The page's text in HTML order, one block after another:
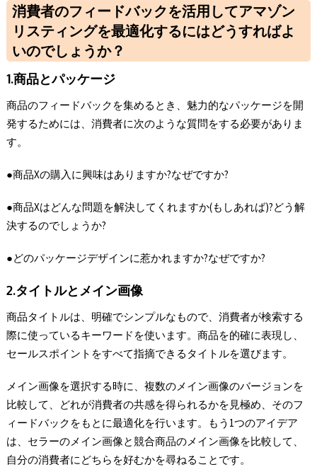
消費者のフィードバックを活用してアマゾン
リスティングを最適化するにはどうすればよ
いのでしょうか？
1.商品とパッケージ
商品のフィードバックを集めるとき、魅力的なパッケージを開
発するためには、消費者に次のような質問をする必要がありま
す。
●商品Xの購入に興味はありますか?なぜですか?
●商品Xはどんな問題を解決してくれますか(もしあれば)?どう解
決するのでしょうか?
●どのパッケージデザインに惹かれますか?なぜですか?
2.タイトルとメイン画像
商品タイトルは、明確でシンプルなもので、消費者が検索する
際に使っているキーワードを使います。商品を的確に表現し、
セールスポイントをすべて指摘できるタイトルを選びます。
メイン画像を選択する時に、複数のメイン画像のバージョンを
比較して、どれが消費者の共感を得られるかを見極め、そのフ
ィードバックをもとに最適化を行います。もう1つのアイデア
は、セラーのメイン画像と競合商品のメイン画像を比較して、
自分の消費者にどちらを好むかを尋ねることです。